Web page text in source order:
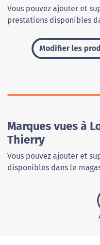
Vous pouvez ajouter et
prestations disponibles
Modifier les
Marques vues à
Thierry
Vous pouvez ajouter et
disponibles dans le